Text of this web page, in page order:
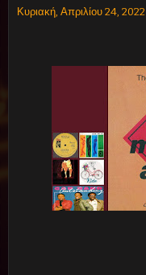
Κυριακή, Απριλίου 24, 2022